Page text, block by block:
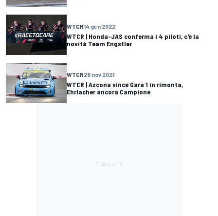
WTCR14 gen 2022
WTCR | Honda-JAS conferma i 4 piloti, c'è la
novità Team Engstler
WTCR28 nov 2021
WTCR | Azcona vince Gara 1 in rimonta,
Ehrlacher ancora Campione